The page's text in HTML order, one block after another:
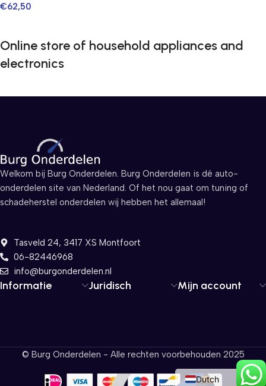
€62,50
Online store of household appliances and
electronics
Informatie Juridisch Mijn account
Welkom bij Burg Onderdelen. Burg Onderdelen is dé auto-
onderdelen site van Nederland. Of het nou gaat om tuning of
schadeherstel onderdelen wij hebben het allemaal!
Tasveld 24, 3417 XS Montfoort
06-82446968
info@burgonderdelen.nl
© Burg Onderdelen - Alle rechten voorbehouden 2025
Dutch
English